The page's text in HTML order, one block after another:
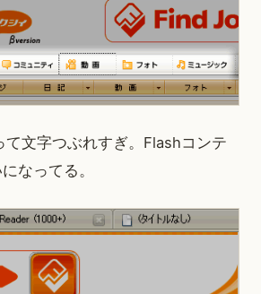
文字つぶれすぎ。Flashコンテ
なってる。